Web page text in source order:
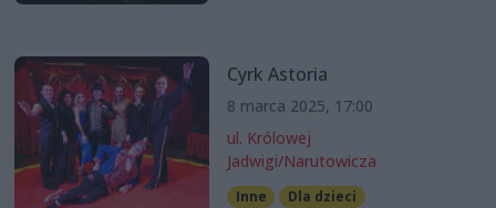
Cyrk Astoria
8 marca 2025, 17:00
ul. Królowej
Jadwigi/Narutowicza
Inne Dla dzieci